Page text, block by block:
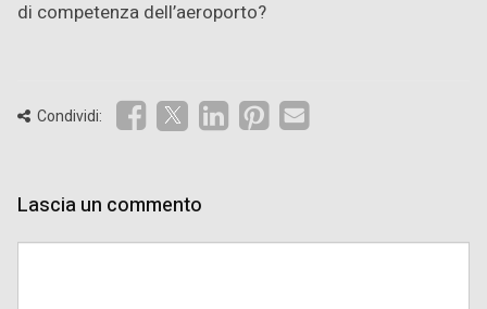
di competenza dell’aeroporto?
Condividi:
Lascia un commento